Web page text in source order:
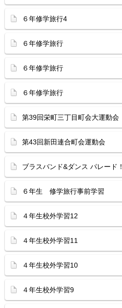
６年修学旅行4
６年修学旅行
６年修学旅行
６年修学旅行
第39回栄町三丁目町会大運動会
第43回新田連合町会運動会
ブラスバンド&ダンス パレード！
６年生 修学旅行事前学習
４年生校外学習12
４年生校外学習11
４年生校外学習10
４年生校外学習9